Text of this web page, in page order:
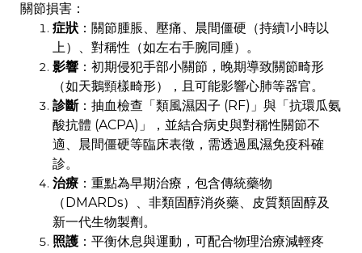
關節損害：
症狀 ：關節腫脹、壓痛、晨間僵硬（持續1小時以
上）、對稱性（如左右手腕同腫）。
影響 ：初期侵犯手部小關節，晚期導致關節畸形
（如天鵝頸樣畸形），且可能影響心肺等器官。
診斷：抽血檢查「類風濕因子 (RF)」與「抗環瓜氨
酸抗體 (ACPA)」，並結合病史與對稱性關節不
適、晨間僵硬等臨床表徵，需透過風濕免疫科確
診。
治療 ：重點為早期治療，包含傳統藥物
（DMARDs）、非類固醇消炎藥、皮質類固醇及
新一代生物製劑。
照護 ：平衡休息與運動，可配合物理治療減輕疼